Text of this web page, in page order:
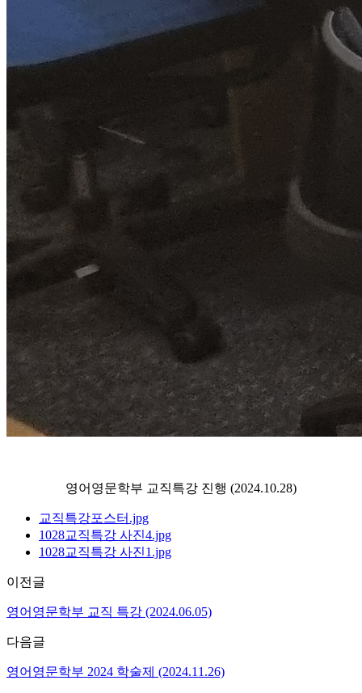
영어영문학부 교직특강 진행 (2024.10.28)
교직특강포스터.jpg
1028교직특강 사진4.jpg
1028교직특강 사진1.jpg
이전글
영어영문학부 교직 특강 (2024.06.05)
다음글
영어영문학부 2024 학술제 (2024.11.26)